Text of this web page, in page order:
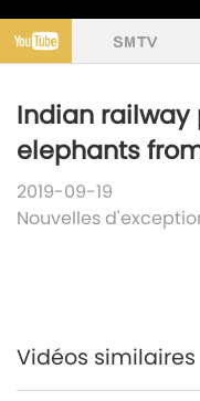
Indian
elephants
2019-09-19
Nouvelles
Vidéos similaires